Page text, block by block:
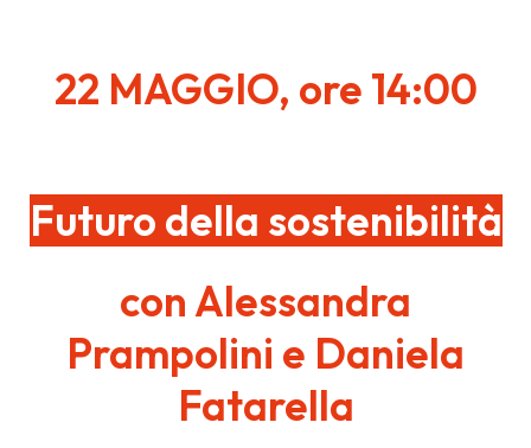
22 MAGGIO, ore 14:00
Futuro della sostenibilità
con Alessandra
Prampolini e Daniela
Fatarella